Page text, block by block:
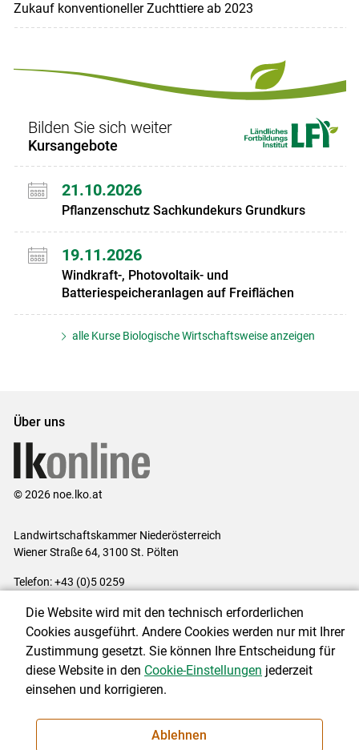
Zukauf konventioneller Zuchttiere ab 2023
Bilden Sie sich weiter
Kursangebote
21.10.2026
Pflanzenschutz Sachkundekurs Grundkurs
19.11.2026
Windkraft-, Photovoltaik- und
Batteriespeicheranlagen auf Freiflächen
alle Kurse Biologische Wirtschaftsweise anzeigen
Über uns
© 2026 noe.lko.at
Landwirtschaftskammer Niederösterreich
Wiener Straße 64, 3100 St. Pölten
Telefon: +43 (0)5 0259
Impressum|Kontakt|Datenschutzerklärung|Barrierefreiheit|
Cookie-Einstellungen
NEWSLETTER
Die Website wird mit den technisch erforderlichen
Cookies ausgeführt. Andere Cookies werden nur mit Ihrer
Zustimmung gesetzt. Sie können Ihre Entscheidung für
diese Website in den Cookie-Einstellungen jederzeit
einsehen und korrigieren.
Ablehnen